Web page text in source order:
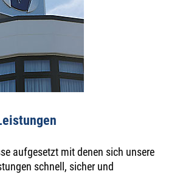
aufgesetzt mit denen sich unsere
schnell, sicher und